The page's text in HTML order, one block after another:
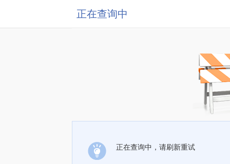
正在查询中
正在查询中，请刷新重试